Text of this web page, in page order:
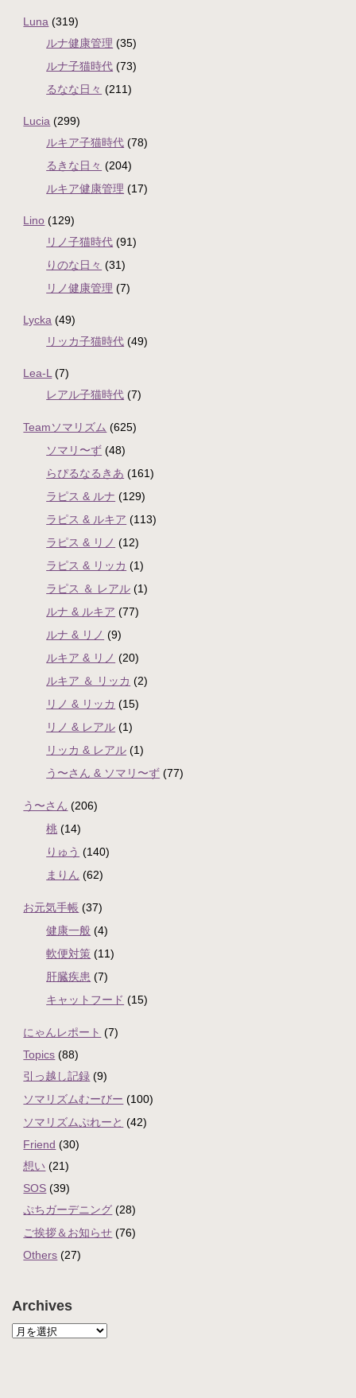
Luna (319)
ルナ健康管理 (35)
ルナ子猫時代 (73)
るなな日々 (211)
Lucia (299)
ルキア子猫時代 (78)
るきな日々 (204)
ルキア健康管理 (17)
Lino (129)
リノ子猫時代 (91)
りのな日々 (31)
リノ健康管理 (7)
Lycka (49)
リッカ子猫時代 (49)
Lea-L (7)
レアル子猫時代 (7)
Teamソマリズム (625)
ソマリ〜ず (48)
らぴるなるきあ (161)
ラピス & ルナ (129)
ラピス & ルキア (113)
ラピス & リノ (12)
ラピス & リッカ (1)
ラピス ＆ レアル (1)
ルナ & ルキア (77)
ルナ & リノ (9)
ルキア & リノ (20)
ルキア ＆ リッカ (2)
リノ & リッカ (15)
リノ & レアル (1)
リッカ & レアル (1)
う〜さん & ソマリ〜ず (77)
う〜さん (206)
桃 (14)
りゅう (140)
まりん (62)
お元気手帳 (37)
健康一般 (4)
軟便対策 (11)
肝臓疾患 (7)
キャットフード (15)
にゃんレポート (7)
Topics (88)
引っ越し記録 (9)
ソマリズムむーびー (100)
ソマリズムぷれーと (42)
Friend (30)
想い (21)
SOS (39)
ぷちガーデニング (28)
ご挨拶＆お知らせ (76)
Others (27)
Archives